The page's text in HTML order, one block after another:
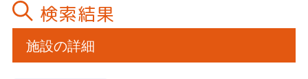
検索結果
施設の詳細